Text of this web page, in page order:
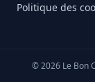
Politique des
©2026 Le Bon